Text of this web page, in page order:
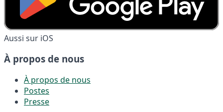
Aussi sur iOS
À propos de nous
À propos de nous
Postes
Presse